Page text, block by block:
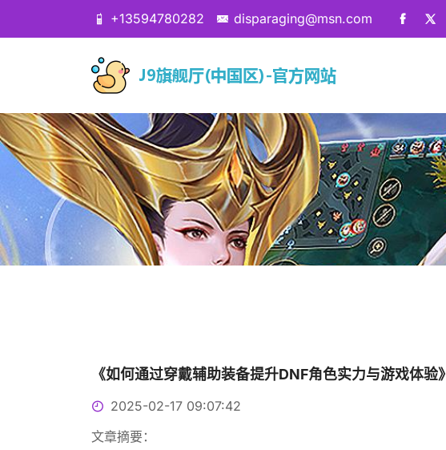
+13594780282 disparaging@msn.com
《如何通过穿戴辅助装备提升DNF角色实力与游戏体验》
2025-02-17 09:07:42
文章摘要：